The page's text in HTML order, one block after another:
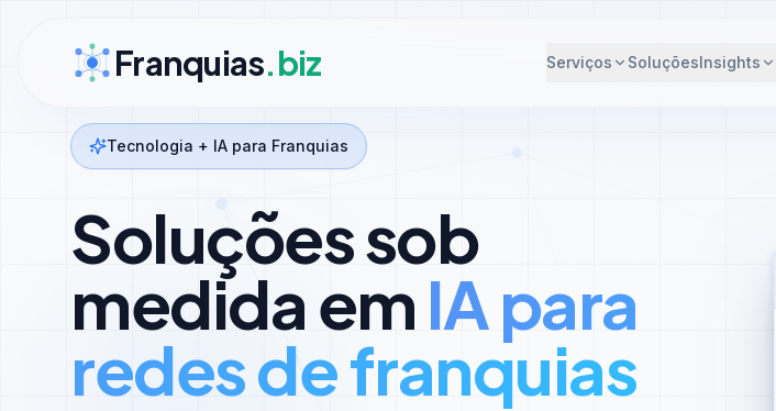
Franquias.biz Serviços SoluçõesInsights
Tecnologia + IA para Franquias
Soluções sob
medida em IA para
redes de franquias